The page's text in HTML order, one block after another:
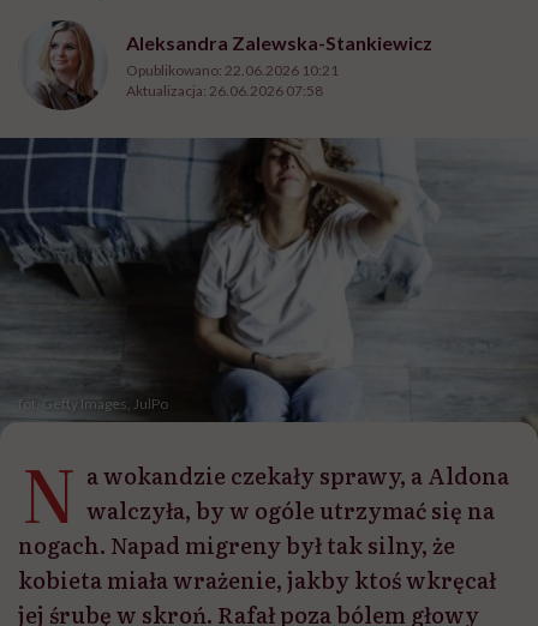
Aleksandra Zalewska-Stankiewicz
Opublikowano: 22.06.2026 10:21
Aktualizacja: 26.06.2026 07:58
fot. Getty Images, JulPo
N a wokandzie czekały sprawy, a Aldona
walczyła, by w ogóle utrzymać się na
nogach. Napad migreny był tak silny, że
kobieta miała wrażenie, jakby ktoś wkręcał
jej śrubę w skroń. Rafał poza bólem głowy